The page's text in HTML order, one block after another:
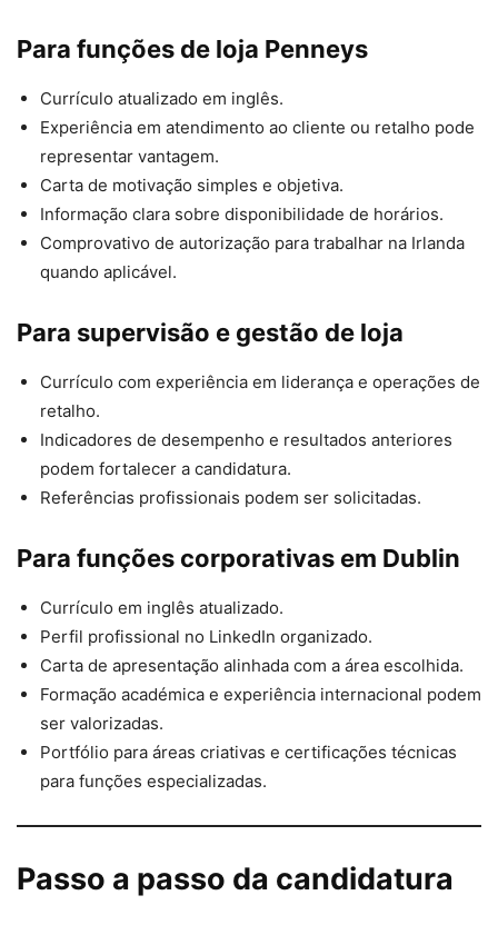
Para funções de loja Penneys
Currículo atualizado em inglês.
Experiência em atendimento ao cliente ou retalho pode
representar vantagem.
Carta de motivação simples e objetiva.
Informação clara sobre disponibilidade de horários.
Comprovativo de autorização para trabalhar na Irlanda
quando aplicável.
Para supervisão e gestão de loja
Currículo com experiência em liderança e operações de
retalho.
Indicadores de desempenho e resultados anteriores
podem fortalecer a candidatura.
Referências profissionais podem ser solicitadas.
Para funções corporativas em Dublin
Currículo em inglês atualizado.
Perfil profissional no LinkedIn organizado.
Carta de apresentação alinhada com a área escolhida.
Formação académica e experiência internacional podem
ser valorizadas.
Portfólio para áreas criativas e certificações técnicas
para funções especializadas.
Passo a passo da candidatura